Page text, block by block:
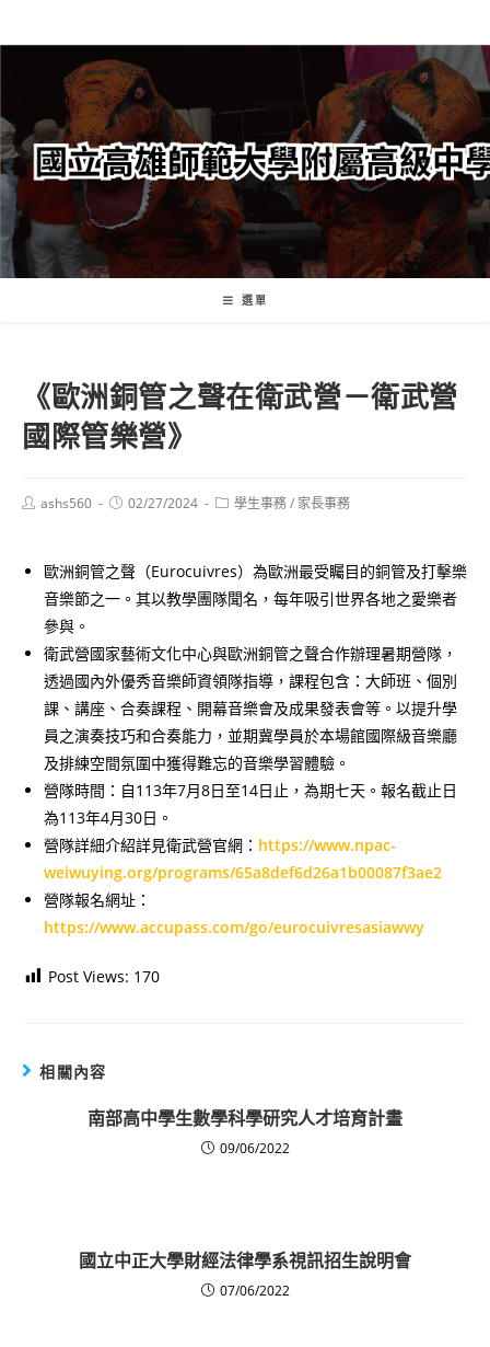
轉
要
內
容
選單
《歐洲銅管之聲在衛武營－衛武營
國際管樂營》
Postashs560
Post02/27/2024
Post學生事務/ 家長事務
歐洲銅管之聲（Eurocuivres）為歐洲最受矚目的銅管及打擊樂
音樂節之一。其以教學團隊聞名，每年吸引世界各地之愛樂者
參與。
衛武營國家藝術文化中心與歐洲銅管之聲合作辦理暑期營隊，
透過國內外優秀音樂師資領隊指導，課程包含：大師班、個別
課、講座、合奏課程、開幕音樂會及成果發表會等。以提升學
員之演奏技巧和合奏能力，並期冀學員於本場館國際級音樂廳
及排練空間氛圍中獲得難忘的音樂學習體驗。
營隊時間：自113年7月8日至14日止，為期七天。報名截止日
為113年4月30日。
營隊詳細介紹詳見衛武營官網： https://www.npac-
weiwuying.org/programs/65a8def6d26a1b00087f3ae2
營隊報名網址：
https://www.accupass.com/go/eurocuivresasiawwy
Post Views: 170
相關內容
南部高中學生數學科學研究人才培育計畫
09/06/2022
國立中正大學財經法律學系視訊招生說明會
07/06/2022